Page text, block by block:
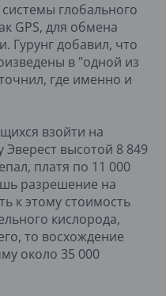
глобального
GPS, для обмена
Гурунг добавил, что
в "одной из
где именно и
взойти на
высотой 8 849
платя по 11 000
разрешение на
к этому стоимость
кислорода,
то восхождение
около 35 000